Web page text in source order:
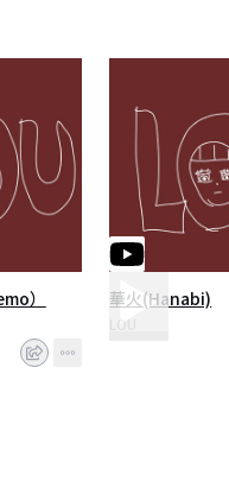
） 華火(Hanabi)
LOU